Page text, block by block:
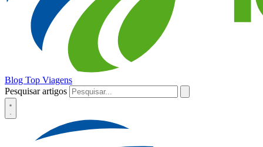
Blog Top Viagens
Pesquisar artigos